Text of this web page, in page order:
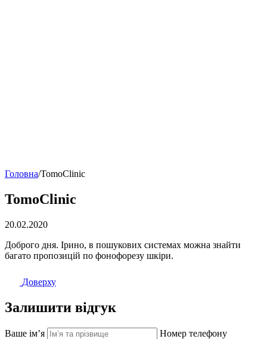
Головна/TomoClinic
TomoClinic
20.02.2020
Доброго дня. Ірино, в пошукових системах можна знайти
багато пропозицій по фонофорезу шкіри.
Доверху
Залишити відгук
Ваше імʼя
Номер телефону